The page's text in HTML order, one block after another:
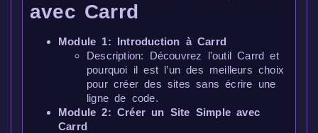
avec Carrd
Module 1: Introduction à Carrd
Description: Découvrez l’outil Carrd et
pourquoi il est l’un des meilleurs choix
pour créer des sites sans écrire une
ligne de code.
Module 2: Créer un Site Simple avec
Carrd